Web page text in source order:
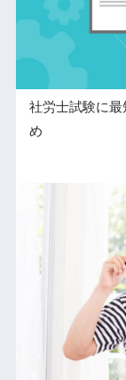
社労士試験に最
め